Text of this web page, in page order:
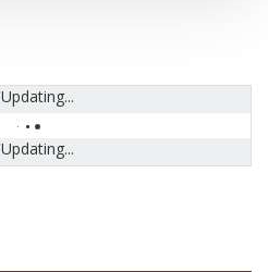
Updating...
Updating...